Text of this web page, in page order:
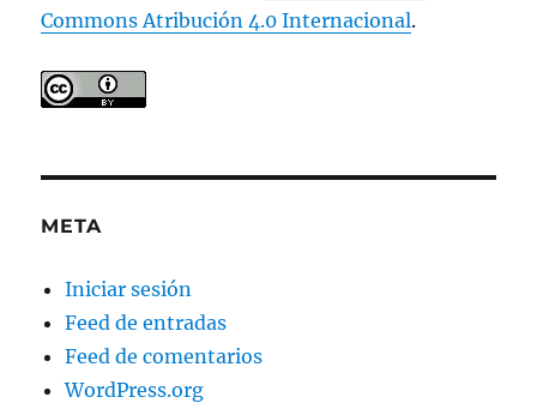
Commons Atribución 4.0 Internacional.
META
Iniciar sesión
Feed de entradas
Feed de comentarios
WordPress.org